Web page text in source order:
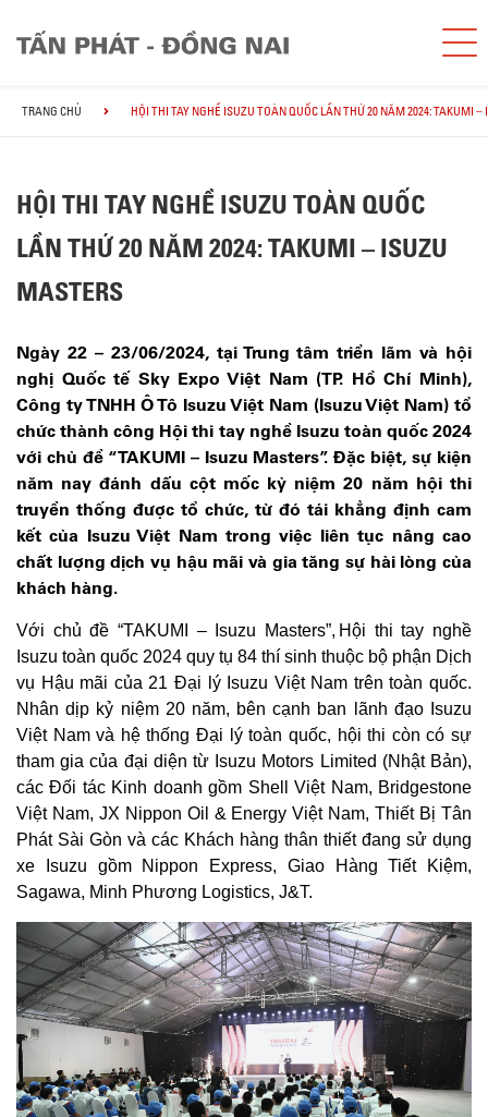
TRANG CHỦ HỘI THI TAY NGHỀ ISUZU TOÀN QUỐC LẦN THỨ 20 NĂM 2024: TAKUMI –
HỘI THI TAY NGHỀ ISUZU TOÀN QUỐC
LẦN THỨ 20 NĂM 2024: TAKUMI – ISUZU
MASTERS
Ngày 22 – 23/06/2024, tại Trung tâm triển lãm và hội
nghị Quốc tế Sky Expo Việt Nam (TP. Hồ Chí Minh),
Công ty TNHH Ô Tô Isuzu Việt Nam (Isuzu Việt Nam) tổ
chức thành công Hội thi tay nghề Isuzu toàn quốc 2024
với chủ đề “TAKUMI – Isuzu Masters”. Đặc biệt, sự kiện
năm nay đánh dấu cột mốc kỷ niệm 20 năm hội thi
truyền thống được tổ chức, từ đó tái khẳng định cam
kết của Isuzu Việt Nam trong việc liên tục nâng cao
chất lượng dịch vụ hậu mãi và gia tăng sự hài lòng của
khách hàng.
Với chủ đề “TAKUMI – Isuzu Masters”, Hội thi tay nghề
Isuzu toàn quốc 2024 quy tụ 84 thí sinh thuộc bộ phận Dịch
vụ Hậu mãi của 21 Đại lý Isuzu Việt Nam trên toàn quốc.
Nhân dịp kỷ niệm 20 năm, bên cạnh ban lãnh đạo Isuzu
Việt Nam và hệ thống Đại lý toàn quốc, hội thi còn có sự
tham gia của đại diện từ Isuzu Motors Limited (Nhật Bản),
các Đối tác Kinh doanh gồm Shell Việt Nam, Bridgestone
Việt Nam, JX Nippon Oil & Energy Việt Nam, Thiết Bị Tân
Phát Sài Gòn và các Khách hàng thân thiết đang sử dụng
xe Isuzu gồm Nippon Express, Giao Hàng Tiết Kiệm,
Sagawa, Minh Phương Logistics, J&T.